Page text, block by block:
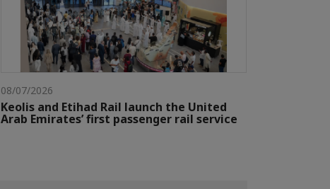
08/07/2026
Keolis and Etihad Rail launch the United
Arab Emirates’ first passenger rail service